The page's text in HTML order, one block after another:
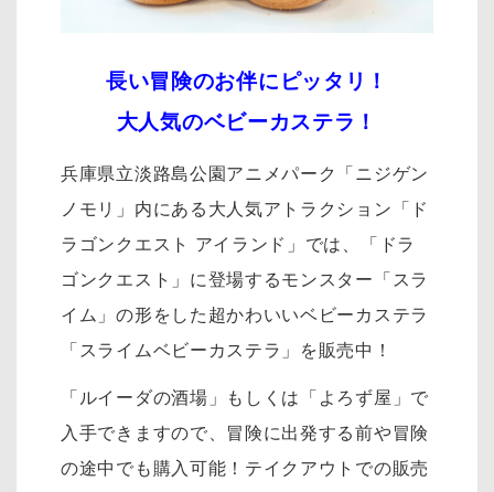
長い冒険のお伴にピッタリ！
大人気のベビーカステラ！
兵庫県立淡路島公園アニメパーク「ニジゲン
ノモリ」内にある大人気アトラクション「ド
ラゴンクエスト アイランド」では、「ドラ
ゴンクエスト」に登場するモンスター「スラ
イム」の形をした超かわいいベビーカステラ
「スライムベビーカステラ」を販売中！
「ルイーダの酒場」もしくは「よろず屋」で
入手できますので、冒険に出発する前や冒険
の途中でも購入可能！テイクアウトでの販売